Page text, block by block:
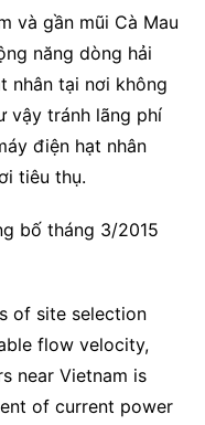
và gần mũi Cà Mau
năng dòng hải
nhân tại nơi không
vậy tránh lãng phí
điện hạt nhân
tiêu thụ.
bố tháng 3/2015
of site selection
flow velocity,
near Vietnam is
of current power